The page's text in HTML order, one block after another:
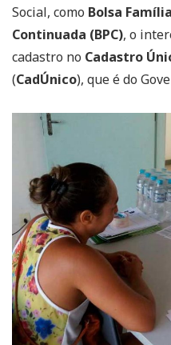
Social, como Bolsa Família
Continuada (BPC), o
cadastro no Cadastro
(CadÚnico), que é do